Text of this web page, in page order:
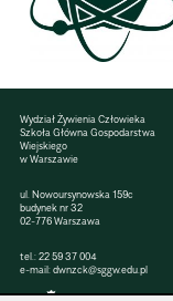
Wydział Żywienia Człowieka
Szkoła Główna Gospodarstwa
Wiejskiego
w Warszawie
ul. Nowoursynowska 159c
budynek nr 32
02-776 Warszawa
tel.:22 59 37 004
e-mail:dwnzck@sggw.edu.pl